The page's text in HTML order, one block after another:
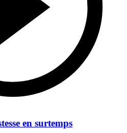
en surtemps